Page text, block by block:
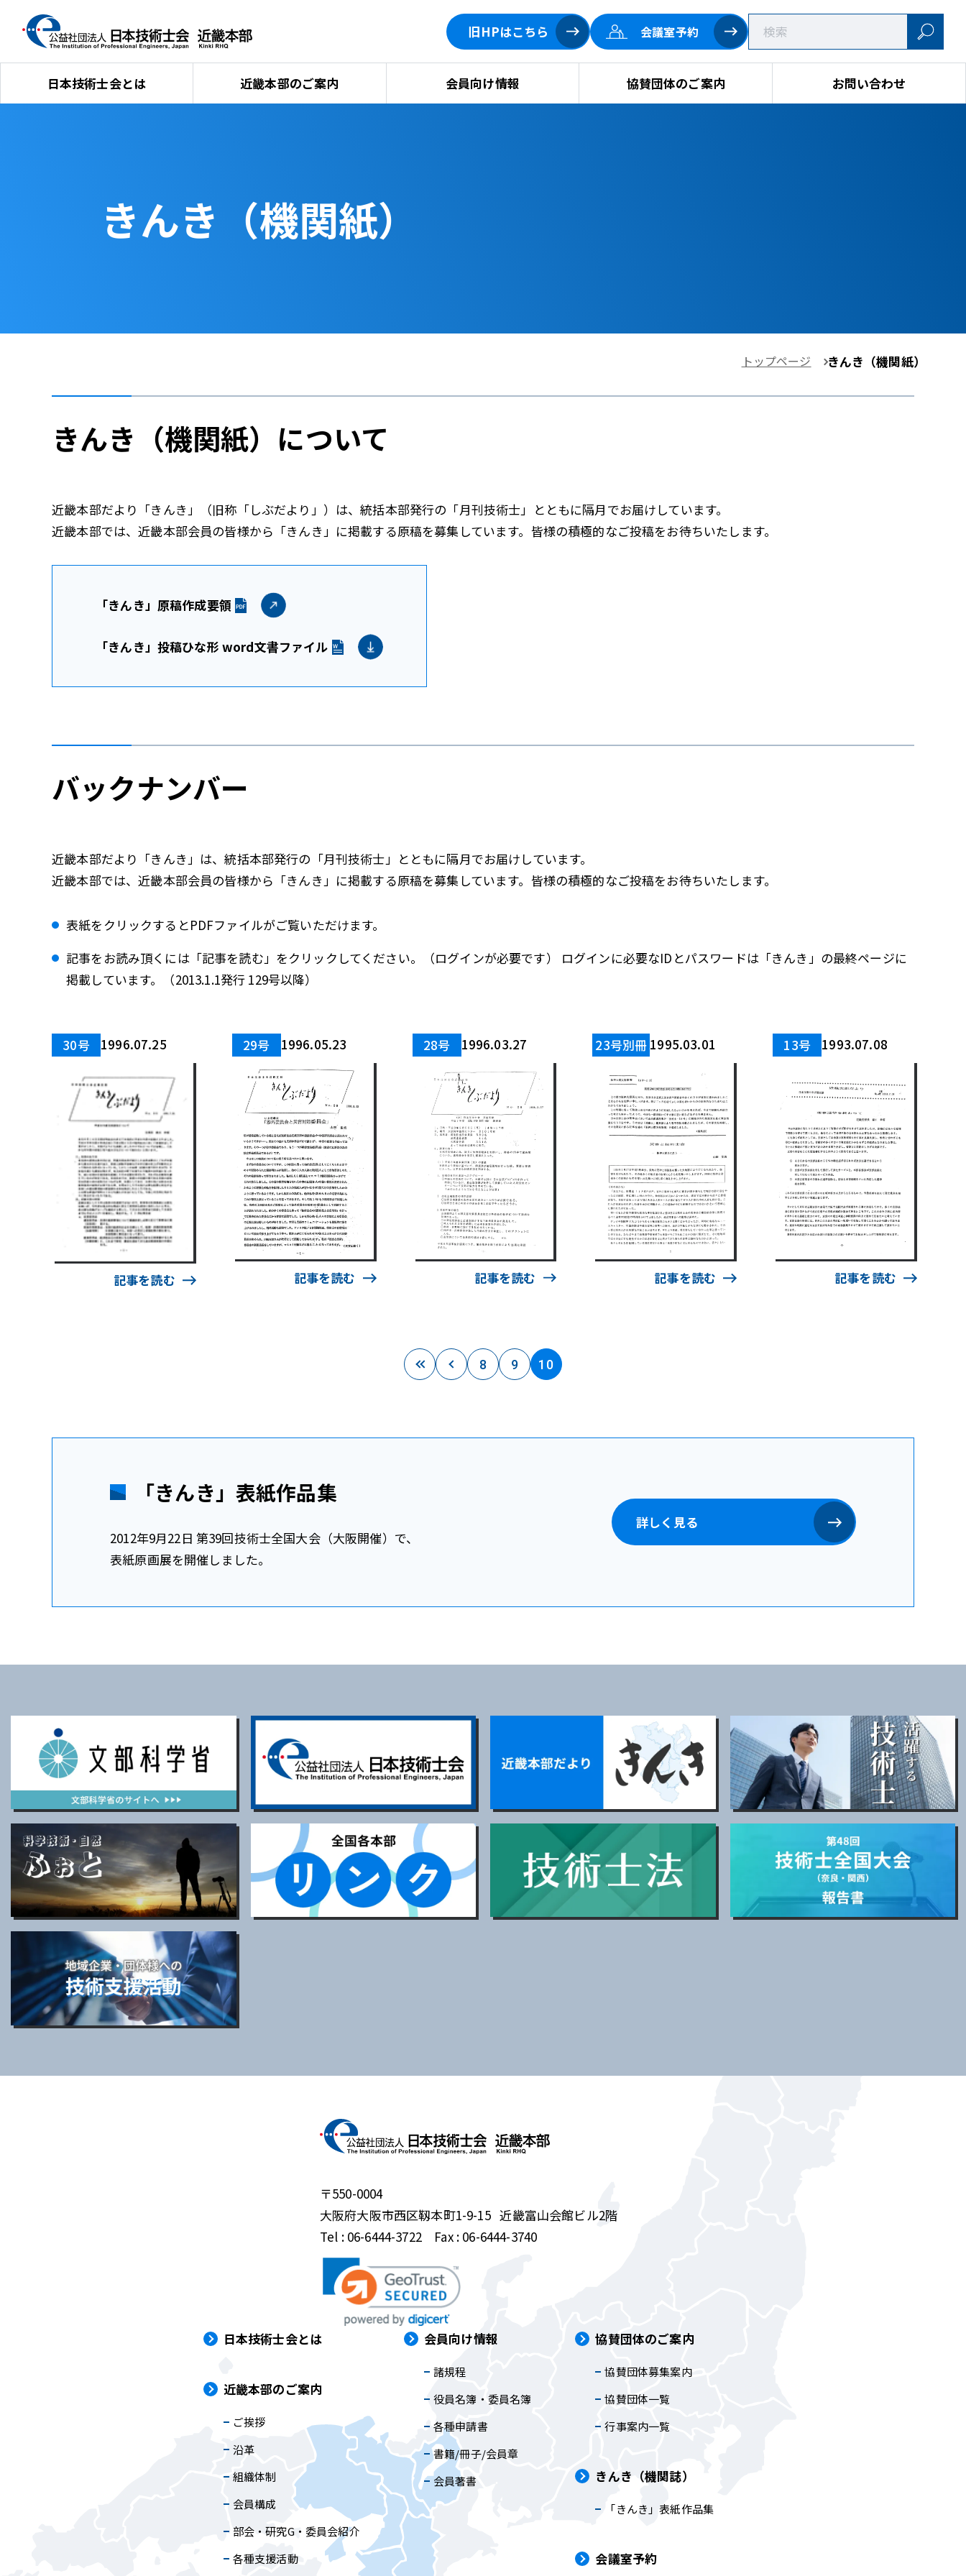
旧HPはこちら 会議室予約
日本技術士会とは 近畿本部のご案内 会員向け情報 協賛団体のご案内 お問い合わせ
きんき（機関紙）
トップページ きんき（機関紙）
きんき（機関紙）について
近畿本部だより「きんき」（旧称「しぶだより」）は、統括本部発行の「月刊技術士」とともに隔月でお届けしています。
近畿本部では、近畿本部会員の皆様から「きんき」に掲載する原稿を募集しています。皆様の積極的なご投稿をお待ちいたします。
「きんき」原稿作成要領
「きんき」投稿ひな形 word文書ファイル
バックナンバー
近畿本部だより「きんき」は、統括本部発行の「月刊技術士」とともに隔月でお届けしています。
近畿本部では、近畿本部会員の皆様から「きんき」に掲載する原稿を募集しています。皆様の積極的なご投稿をお待ちいたします。
表紙をクリックするとPDFファイルがご覧いただけます。
記事をお読み頂くには「記事を読む」をクリックしてください。（ログインが必要です） ログインに必要なIDとパスワードは「きんき」の最終ページに
掲載しています。（2013.1.1発行 129号以降）
30号 1996.07.25
記事を読む
29号 1996.05.23
記事を読む
28号 1996.03.27
記事を読む
23号別冊 1995.03.01
記事を読む
13号 1993.07.08
記事を読む
8 9 10
「きんき」表紙作品集
2012年9月22日 第39回技術士全国大会（大阪開催）で、
表紙原画展を開催しました。
詳しく見る
〒550-0004
大阪府大阪市西区靱本町1-9-15近畿富山会館ビル2階
Tel : 06-6444-3722 Fax : 06-6444-3740
日本技術士会とは
近畿本部のご案内
ご挨拶
沿革
組織体制
会員構成
部会・研究G・委員会紹介
各種支援活動
会員向け情報
諸規程
役員名簿・委員名簿
各種申請書
書籍/冊子/会員章
会員著書
協賛団体のご案内
協賛団体募集案内
協賛団体一覧
行事案内一覧
きんき（機関誌）
「きんき」表紙作品集
会議室予約